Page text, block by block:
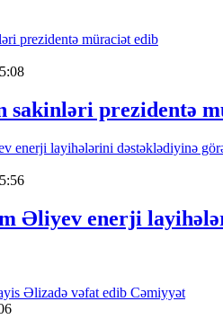
sakinləri prezidentə
Əliyev enerji
Cəmiyyət